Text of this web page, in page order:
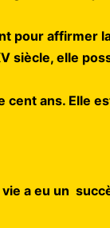
pour affirmer
siècle, elle
cent ans. Elle
a eu un